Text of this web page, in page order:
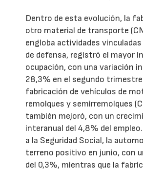
Dentro de esta evolución, la
otro material de transporte
engloba actividades
de defensa, registró el mayor
ocupación, con una variación
28,3% en el segundo
fabricación de vehículos de
remolques y semirremolques
también mejoró, con un
interanual del 4,8% del
a la Seguridad Social, la
terreno positivo en junio, con
del 0,3%, mientras que la